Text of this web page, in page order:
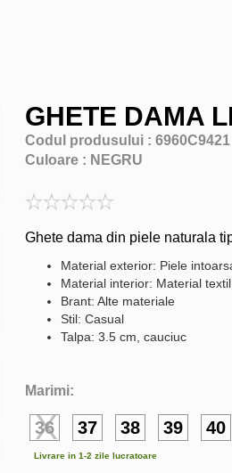
GHETE DAMA
Codul produsului : 6960C9421
Culoare : NEGRU
Ghete dama din piele naturala
Material exterior: Piele
Material interior: Material
Brant: Alte materiale
Stil: Casual
Talpa: 3.5 cm, cauciuc
Marimi:
36 37 38 39 40
Livrare in 1-2 zile lucratoare